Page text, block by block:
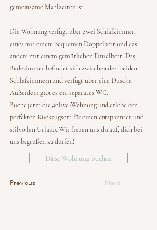
gemeinsame Mahlzeiten ist.
Die Wohnung verfügt über zwei Schlafzimmer,
eines mit einem bequemen Doppelbett und das
andere mit einem gemütlichen Einzelbett. Das
Badezimmer befindet sich zwischen den beiden
Schlafzimmern und verfügt über eine Dusche.
Außerdem gibt es ein separates WC.
Buche jetzt die #olive-Wohnung und erlebe den
perfekten Rückzugsort für einen entspannten und
stilvollen Urlaub. Wir freuen uns darauf, dich bei
uns begrüßen zu dürfen!
Diese Wohnung buchen
Previous Next